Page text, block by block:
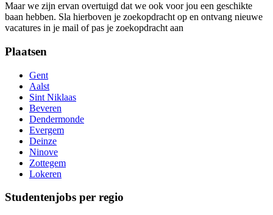
Maar we zijn ervan overtuigd dat we ook voor jou een geschikte
baan hebben. Sla hierboven je zoekopdracht op en ontvang nieuwe
vacatures in je mail of pas je zoekopdracht aan
Plaatsen
Gent
Aalst
Sint Niklaas
Beveren
Dendermonde
Evergem
Deinze
Ninove
Zottegem
Lokeren
Studentenjobs per regio